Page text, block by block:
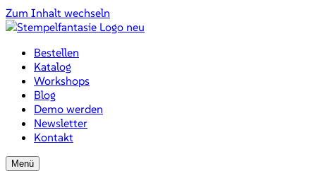
Zum Inhalt wechseln
Bestellen
Katalog
Workshops
Blog
Demo werden
Newsletter
Kontakt
Menü